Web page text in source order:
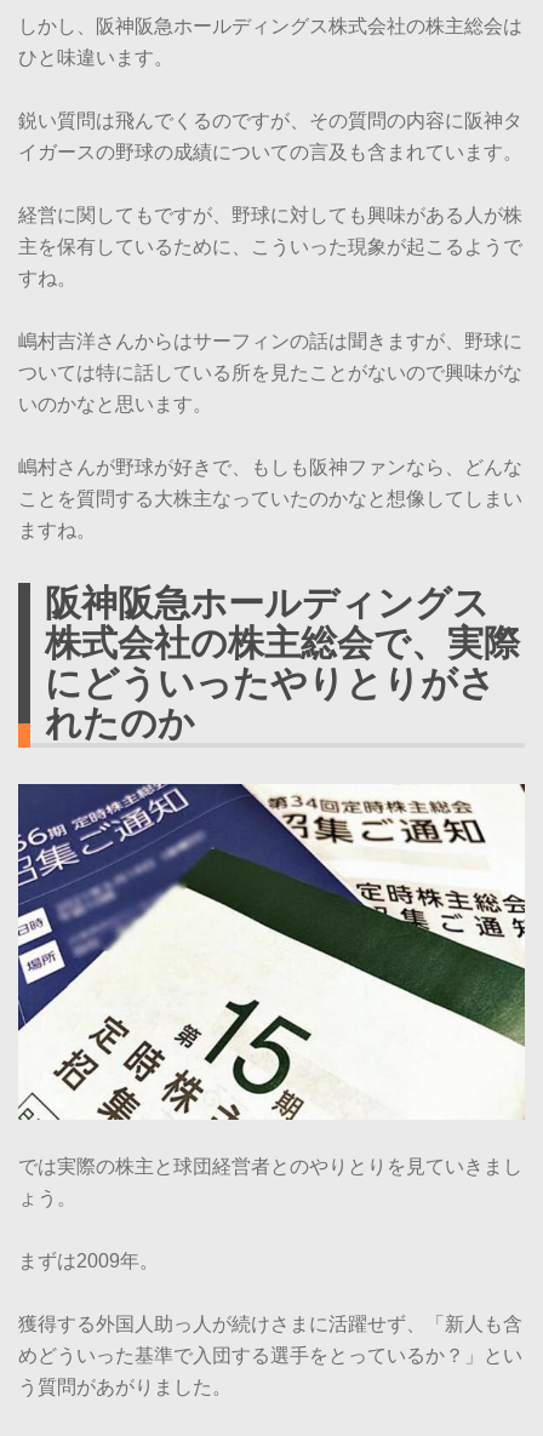
しかし、阪神阪急ホールディングス株式会社の株主総会は
ひと味違います。
鋭い質問は飛んでくるのですが、その質問の内容に阪神タ
イガースの野球の成績についての言及も含まれています。
経営に関してもですが、野球に対しても興味がある人が株
主を保有しているために、こういった現象が起こるようで
すね。
嶋村吉洋さんからはサーフィンの話は聞きますが、野球に
ついては特に話している所を見たことがないので興味がな
いのかなと思います。
嶋村さんが野球が好きで、もしも阪神ファンなら、どんな
ことを質問する大株主なっていたのかなと想像してしまい
ますね。
阪神阪急ホールディングス
株式会社の株主総会で、実際
にどういったやりとりがさ
れたのか
では実際の株主と球団経営者とのやりとりを見ていきまし
ょう。
まずは2009年。
獲得する外国人助っ人が続けさまに活躍せず、「新人も含
めどういった基準で入団する選手をとっているか？」とい
う質問があがりました。